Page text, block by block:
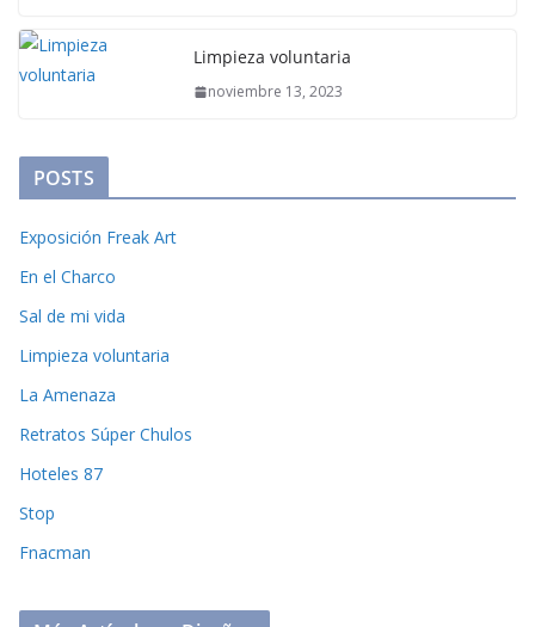
Limpieza voluntaria
noviembre 13, 2023
POSTS
Exposición Freak Art
En el Charco
Sal de mi vida
Limpieza voluntaria
La Amenaza
Retratos Súper Chulos
Hoteles 87
Stop
Fnacman